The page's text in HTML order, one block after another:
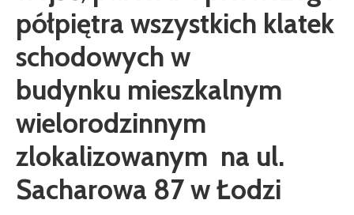
półpiętra wszystkich klatek
schodowych w
budynku mieszkalnym
wielorodzinnym
zlokalizowanym na ul.
Sacharowa 87 w Łodzi